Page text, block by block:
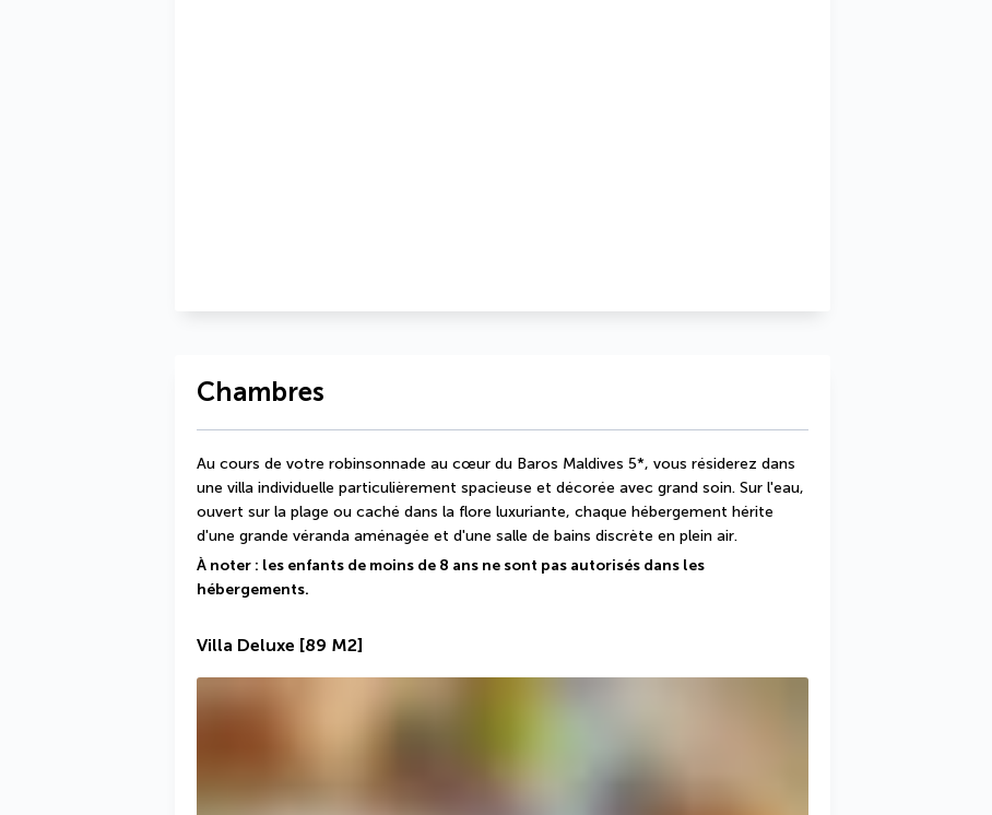
Chambres
Au cours de votre robinsonnade au cœur du Baros Maldives 5*, vous résiderez dans
une villa individuelle particulièrement spacieuse et décorée avec grand soin. Sur l'eau,
ouvert sur la plage ou caché dans la flore luxuriante, chaque hébergement hérite
d'une grande véranda aménagée et d'une salle de bains discrète en plein air.
À noter : les enfants de moins de 8 ans ne sont pas autorisés dans les
hébergements.
Villa Deluxe [89 M2]